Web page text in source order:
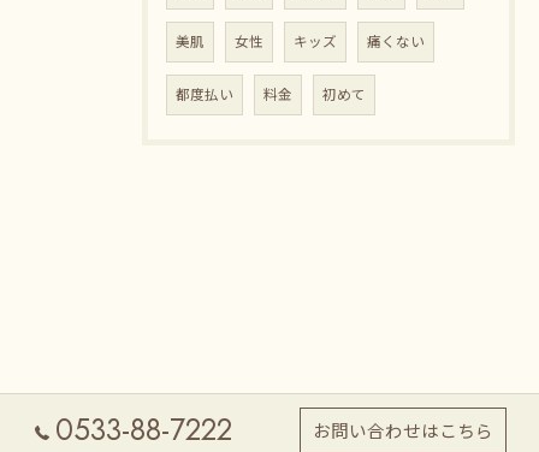
美肌 女性 キッズ 痛くない
都度払い 料金 初めて
0533-88-7222 お問い合わせはこちら